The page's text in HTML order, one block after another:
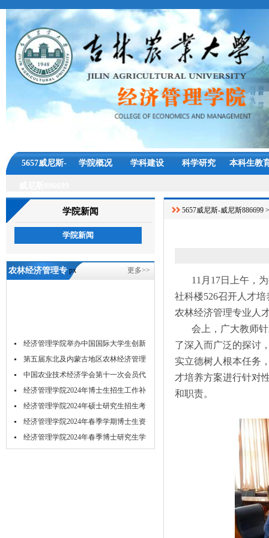
5657威尼斯- 学院概况 学科建设 科学研究 本科生教
学院新闻
学院新闻
px
农林经济管理专 更多>>
经济管理学院举办中国国际大学生创新
大...
第五届东北及内蒙古地区农林经济管理
学...
中国农业技术经济学会第十一次会员代
表...
经济管理学院2024年博士生招生工作补
充...
经济管理学院2024年硕士研究生招生考
试...
经济管理学院2024年春季学期博士生资
格...
经济管理学院2024年春季博士研究生学
5657威尼斯-威尼斯886699
11月17日上午，
社科楼526召开人才
农林经济管理专业人
会上，广大教师
了深入而广泛的探讨
实立德树人根本任务
才培养方案进行针对
和职责。